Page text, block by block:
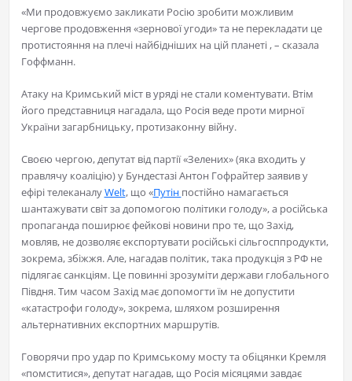
«Ми продовжуємо закликати Росію зробити можливим
чергове продовження «зернової угоди» та не перекладати це
протистояння на плечі найбідніших на цій планеті , – сказала
Гоффманн.
Атаку на Кримський міст в уряді не стали коментувати. Втім
його представниця нагадала, що Росія веде проти мирної
України загарбницьку, протизаконну війну.
Своєю чергою, депутат від партії «Зелених» (яка входить у
правлячу коаліцію) у Бундестазі Антон Гофрайтер заявив у
ефірі телеканалуWelt, що «Путін постійно намагається
шантажувати світ за допомогою політики голоду», а російська
пропаганда поширює фейкові новини про те, що Захід,
мовляв, не дозволяє експортувати російські сільгосппродукти,
зокрема, збіжжя. Але, нагадав політик, така продукція з РФ не
підлягає санкціям. Це повинні зрозуміти держави глобального
Півдня. Тим часом Захід має допомогти їм не допустити
«катастрофи голоду», зокрема, шляхом розширення
альтернативних експортних маршрутів.
Говорячи про удар по Кримському мосту та обіцянки Кремля
«помститися», депутат нагадав, що Росія місяцями завдає